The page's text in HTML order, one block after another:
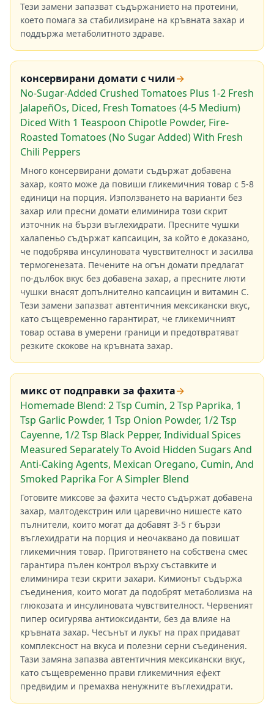
Тези замени запазват съдържанието на протеини,
което помага за стабилизиране на кръвната захар и
поддържа метаболитното здраве.
консервирани домати с чили→
No-Sugar-Added Crushed Tomatoes Plus 1-2 Fresh
JalapeñOs, Diced, Fresh Tomatoes (4-5 Medium)
Diced With 1 Teaspoon Chipotle Powder, Fire-
Roasted Tomatoes (No Sugar Added) With Fresh
Chili Peppers
Много консервирани домати съдържат добавена
захар, която може да повиши гликемичния товар с 5-8
единици на порция. Използването на варианти без
захар или пресни домати елиминира този скрит
източник на бързи въглехидрати. Пресните чушки
халапеньо съдържат капсаицин, за който е доказано,
че подобрява инсулиновата чувствителност и засилва
термогенезата. Печените на огън домати предлагат
по-дълбок вкус без добавена захар, а пресните люти
чушки внасят допълнително капсаицин и витамин С.
Тези замени запазват автентичния мексикански вкус,
като същевременно гарантират, че гликемичният
товар остава в умерени граници и предотвратяват
резките скокове на кръвната захар.
микс от подправки за фахита→
Homemade Blend: 2 Tsp Cumin, 2 Tsp Paprika, 1
Tsp Garlic Powder, 1 Tsp Onion Powder, 1/2 Tsp
Cayenne, 1/2 Tsp Black Pepper, Individual Spices
Measured Separately To Avoid Hidden Sugars And
Anti-Caking Agents, Mexican Oregano, Cumin, And
Smoked Paprika For A Simpler Blend
Готовите миксове за фахита често съдържат добавена
захар, малтодекстрин или царевично нишесте като
пълнители, които могат да добавят 3-5 г бързи
въглехидрати на порция и неочаквано да повишат
гликемичния товар. Приготвянето на собствена смес
гарантира пълен контрол върху съставките и
елиминира тези скрити захари. Кимионът съдържа
съединения, които могат да подобрят метаболизма на
глюкозата и инсулиновата чувствителност. Червеният
пипер осигурява антиоксиданти, без да влияе на
кръвната захар. Чесънът и лукът на прах придават
комплексност на вкуса и полезни серни съединения.
Тази замяна запазва автентичния мексикански вкус,
като същевременно прави гликемичния ефект
предвидим и премахва ненужните въглехидрати.